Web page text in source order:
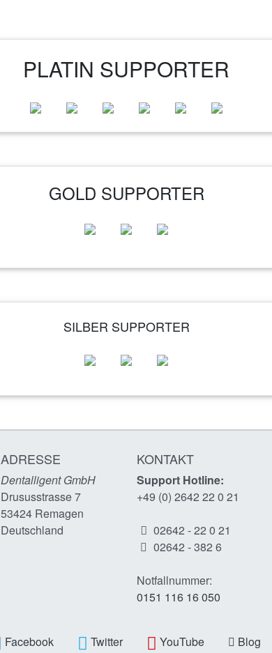
PLATIN SUPPORTER
GOLD SUPPORTER
SILBER SUPPORTER
ADRESSE
Dentalligent GmbH
Drususstrasse 7
53424 Remagen
Deutschland
KONTAKT
Support Hotline:
+49 (0) 2642 22 0 21
02642 - 22 0 21
02642 - 382 6
Notfallnummer:
0151 116 16 050
Facebook Twitter YouTube Blog